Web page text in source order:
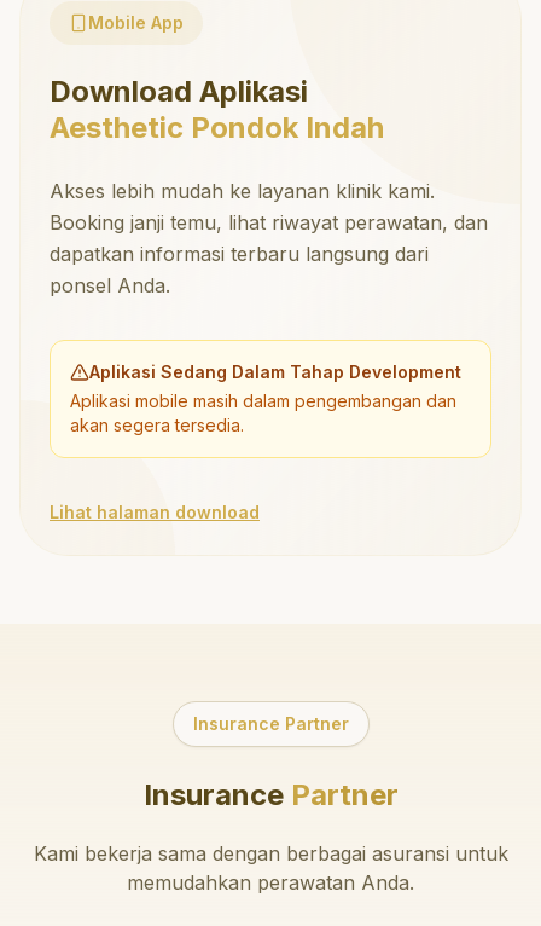
Mobile App
Download Aplikasi
Aesthetic Pondok Indah
Akses lebih mudah ke layanan klinik kami.
Booking janji temu, lihat riwayat perawatan, dan
dapatkan informasi terbaru langsung dari
ponsel Anda.
Aplikasi Sedang Dalam Tahap Development
Aplikasi mobile masih dalam pengembangan dan
akan segera tersedia.
Lihat halaman download
Insurance Partner
InsurancePartner
Kami bekerja sama dengan berbagai asuransi untuk
memudahkan perawatan Anda.